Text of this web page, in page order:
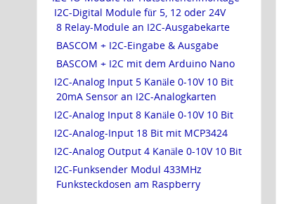
I2C-Digital Module für 5, 12 oder 24V
8 Relay-Module an I2C-Ausgabekarte
BASCOM + I2C-Eingabe & Ausgabe
BASCOM + I2C mit dem Arduino Nano
I2C-Analog Input 5 Kanäle 0-10V 10 Bit
20mA Sensor an I2C-Analogkarten
I2C-Analog Input 8 Kanäle 0-10V 10 Bit
I2C-Analog-Input 18 Bit mit MCP3424
I2C-Analog Output 4 Kanäle 0-10V 10 Bit
I2C-Funksender Modul 433MHz
Funksteckdosen am Raspberry